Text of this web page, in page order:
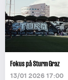
Fokus på Sturm Graz
13/01 2026 17:00